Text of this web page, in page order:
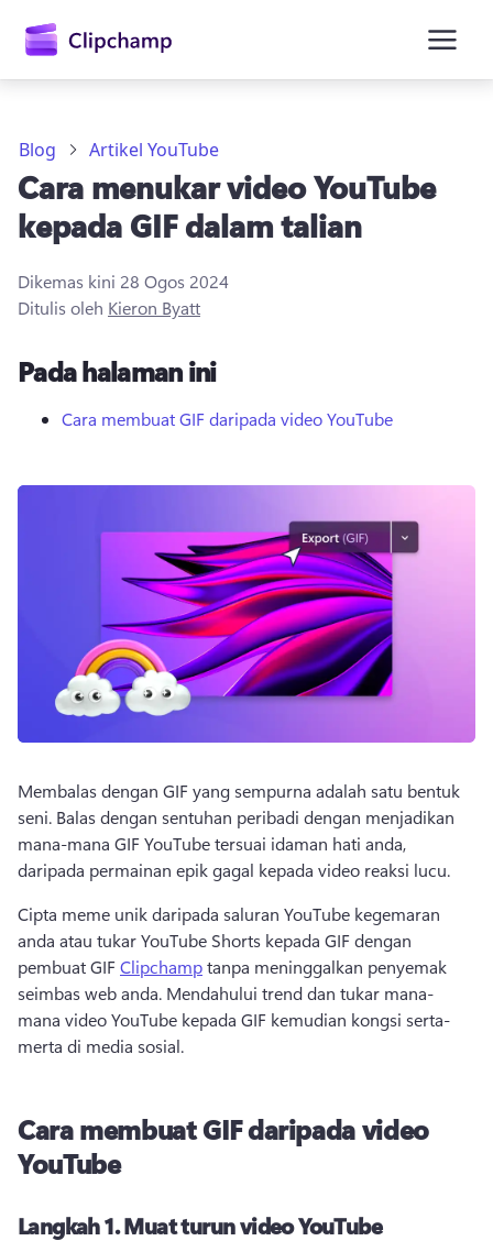
utama
Cuba secara percuma
Blog Artikel YouTube
Cara menukar video YouTube
kepada GIF dalam talian
Dikemas kini 28 Ogos 2024
Ditulis oleh Kieron Byatt
Pada halaman ini
Cara membuat GIF daripada video YouTube
Membalas dengan GIF yang sempurna adalah satu bentuk
seni. Balas dengan sentuhan peribadi dengan menjadikan
mana-mana GIF YouTube tersuai idaman hati anda,
daripada permainan epik gagal kepada video reaksi lucu.
Cipta meme unik daripada saluran YouTube kegemaran
anda atau tukar YouTube Shorts kepada GIF dengan
pembuat GIF Clipchamp tanpa meninggalkan penyemak
seimbas web anda. Mendahului trend dan tukar mana-
mana video YouTube kepada GIF kemudian kongsi serta-
merta di media sosial.
Cara membuat GIF daripada video
YouTube
Langkah 1.Muat turun video YouTube